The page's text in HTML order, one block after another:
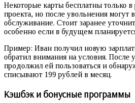
Некоторые карты бесплатны только в
проекта, но после увольнения могут
обслуживание. Стоит заранее
особенно если в будущем
Пример: Иван получил новую
обратил внимания на условия. После
продолжил ей пользоваться и
списывают 199 рублей в месяц.
Кэшбэк и бонусные программы